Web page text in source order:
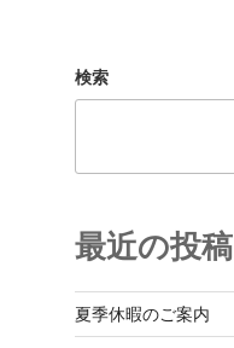
検索
最近の投稿
夏季休暇のご案内